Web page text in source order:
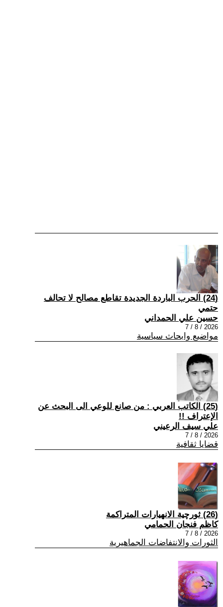
(24) الحرب الباردة الجديدة تقاطع مصالح لا تحالف
حتمي
حسين علي الحمداني
2026 / 8 / 7
مواضيع وابحاث سياسية
(25) الكاتب العربي : من صانع للوعي الى البحث عن
الإعتراف !!
علي سيف الرعيني
2026 / 8 / 7
قضايا ثقافية
(26) ثورچية الانهيارات المتراكمة
كاظم فنجان الحمامي
2026 / 8 / 7
الثورات والانتفاضات الجماهيرية